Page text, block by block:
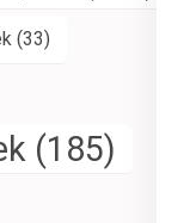
(33)
(185)